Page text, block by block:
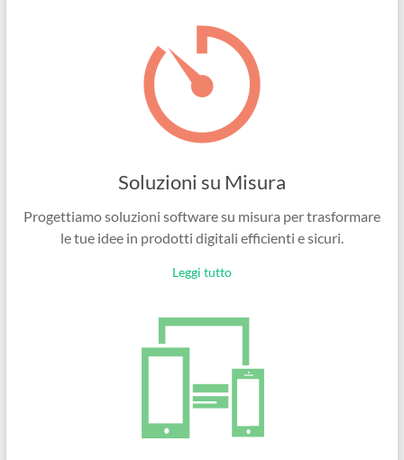
Soluzioni su Misura
Progettiamo soluzioni software su misura per trasformare
le tue idee in prodotti digitali efficienti e sicuri.
Leggi tutto